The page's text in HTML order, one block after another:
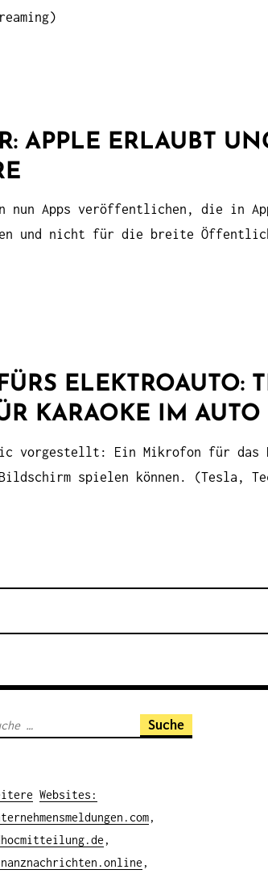
APPLE ERLAUBT
nun Apps veröffentlichen, die in
und nicht für die breite
ELEKTROAUTO:
KARAOKE IM AUTO
vorgestellt: Ein Mikrofon für das
Bildschirm spielen können. (Tesla,
Websites :
,
,
,